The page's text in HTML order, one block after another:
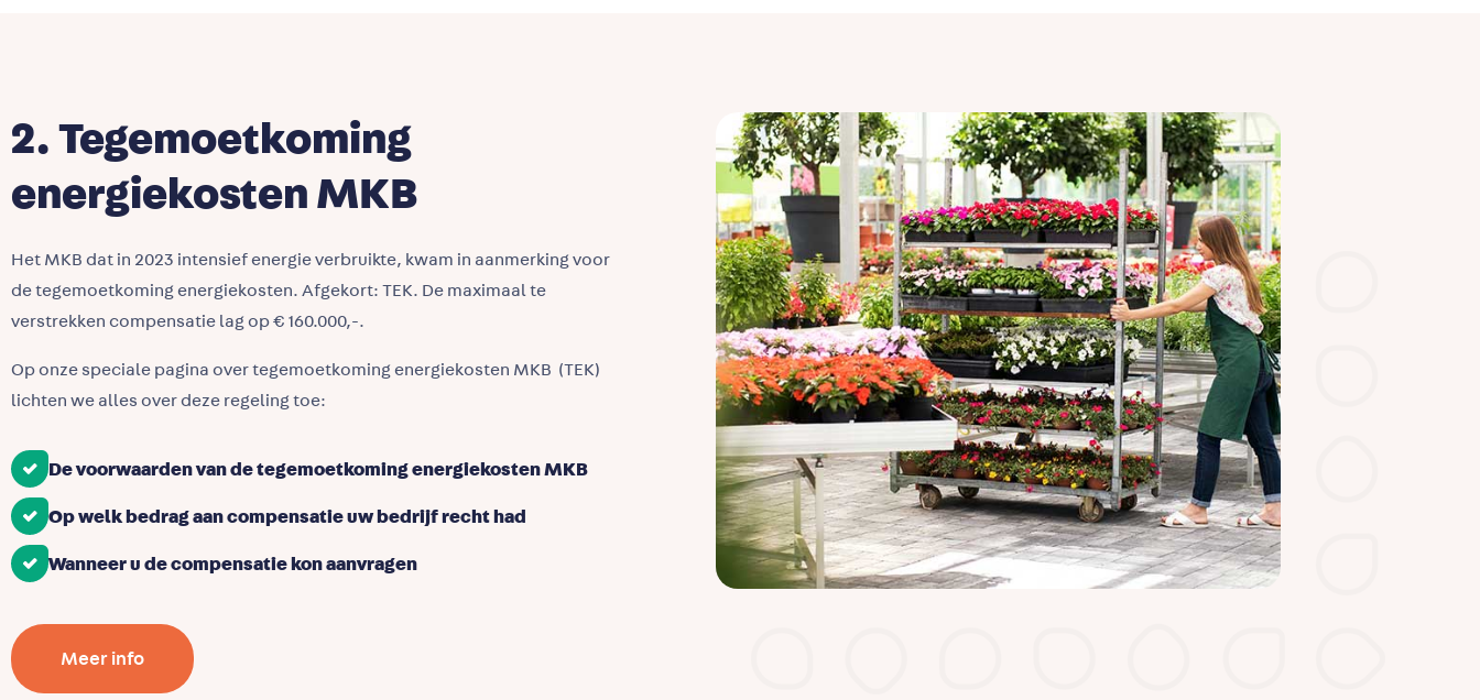
2. Tegemoetkoming
energiekosten MKB
Het MKB dat in 2023 intensief energie verbruikte, kwam in aanmerking voor
de tegemoetkoming energiekosten. Afgekort: TEK. De maximaal te
verstrekken compensatie lag op € 160.000,-.
Op onze speciale pagina over tegemoetkoming energiekosten MKB (TEK)
lichten we alles over deze regeling toe:
De voorwaarden van de tegemoetkoming energiekosten MKB
Op welk bedrag aan compensatie uw bedrijf recht had
Wanneer u de compensatie kon aanvragen
Meer info